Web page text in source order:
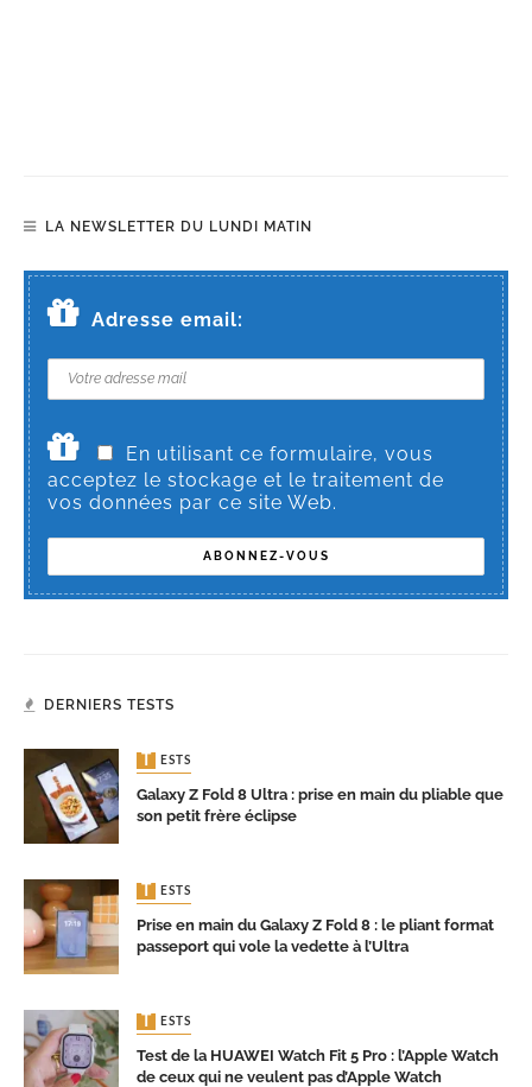
LA NEWSLETTER DU LUNDI MATIN
Adresse email:
En utilisant ce formulaire, vous
acceptez le stockage et le traitement de
vos données par ce site Web.
DERNIERS TESTS
TESTS
Galaxy Z Fold 8 Ultra : prise en main du pliable que
son petit frère éclipse
TESTS
Prise en main du Galaxy Z Fold 8 : le pliant format
passeport qui vole la vedette à l’Ultra
TESTS
Test de la HUAWEI Watch Fit 5 Pro : l’Apple Watch
de ceux qui ne veulent pas d’Apple Watch